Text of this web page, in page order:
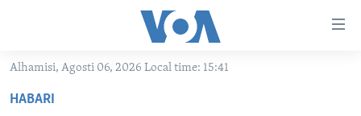
Nenda
kuu
Alhamisi, Agosti 06, 2026 Local time: 15:41
HABARI